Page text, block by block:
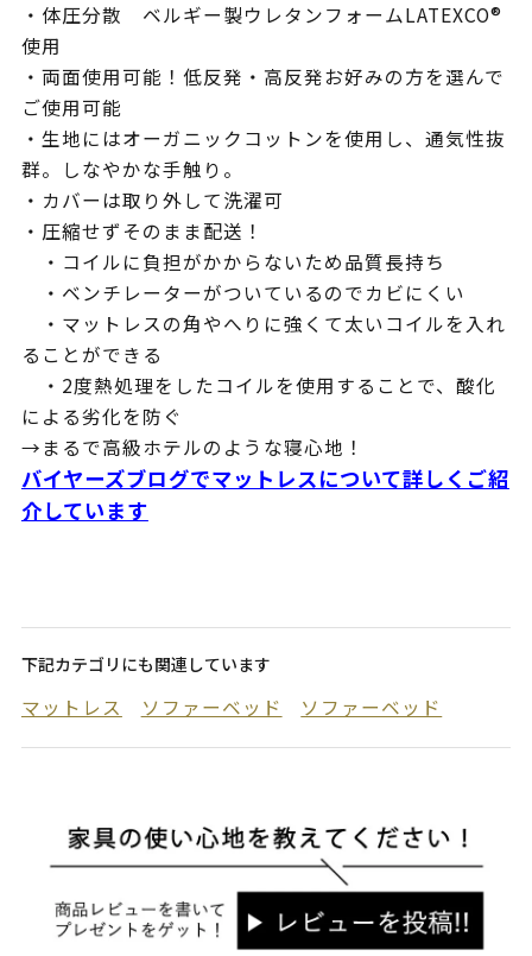
・体圧分散 ベルギー製ウレタンフォームLATEXCO®
使用
・両面使用可能！低反発・高反発お好みの方を選んで
ご使用可能
・生地にはオーガニックコットンを使用し、通気性抜
群。しなやかな手触り。
・カバーは取り外して洗濯可
・圧縮せずそのまま配送！
・コイルに負担がかからないため品質長持ち
・ベンチレーターがついているのでカビにくい
・マットレスの角やへりに強くて太いコイルを入れ
ることができる
・2度熱処理をしたコイルを使用することで、酸化
による劣化を防ぐ
→まるで高級ホテルのような寝心地！
バイヤーズブログでマットレスについて詳しくご紹
介しています
下記カテゴリにも関連しています
マットレス ソファーベッド ソファーベッド